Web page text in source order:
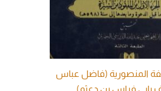
المنصورية (فاضل عباس
بابي فراس بن دعثم)